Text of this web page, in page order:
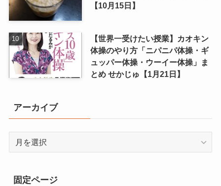
【10月15日】
【世界一受けたい授業】カオキン
体操のやり方「ニパニパ体操・ギ
ュッパー体操・ウーイー体操」ま
とめ せかじゅ【1月21日】
アーカイブ
イ
固定ページ